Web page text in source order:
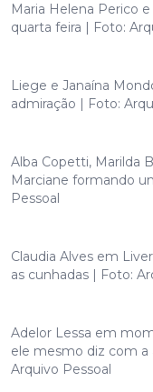
Maria Helena Perico
quarta feira | Foto:
Liege e Janaína
admiração | Foto:
Alba Copetti, Marilda
Marciane formando
Pessoal
Claudia Alves em
as cunhadas | Foto:
Adelor Lessa em
ele mesmo diz com a
Arquivo Pessoal